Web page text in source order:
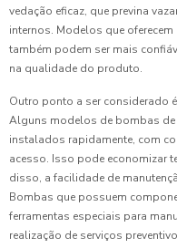
vedação eficaz, que previna
internos. Modelos que
também podem ser mais
na qualidade do produto.
Outro ponto a ser considerado
Alguns modelos de bombas de
instalados rapidamente, com
acesso. Isso pode economizar
disso, a facilidade de
Bombas que possuem
ferramentas especiais para
realização de serviços